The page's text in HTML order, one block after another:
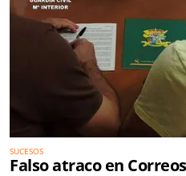
SUCESOS
Falso atraco en